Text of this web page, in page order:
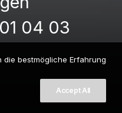
04 03
die bestmögliche Erfahrung
Accept All